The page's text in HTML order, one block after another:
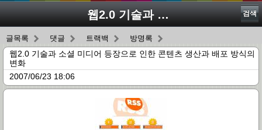
웹2.0 기술과 소셜 미디어 등장으로 인한 콘텐츠 생산과 배포 방식의 변화 검색
글목록 댓글 트랙백 방명록
웹2.0 기술과 소셜 미디어 등장으로 인한 콘텐츠 생산과 배포 방식의
변화
2007/06/23 18:06